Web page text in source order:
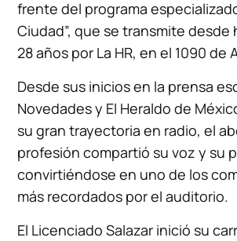
frente del programa
Ciudad”, que se transmite desde
28 años por La HR, en el 1090 de
Desde sus inicios en la prensa
Novedades y El Heraldo de
su gran trayectoria en radio, el
profesión compartió su voz y su
convirtiéndose en uno de los
más recordados por el auditorio.
El Licenciado Salazar inició su